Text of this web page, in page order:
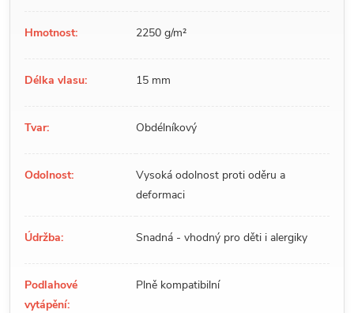
Hmotnost: 2250 g/m²
Délka vlasu: 15 mm
Tvar: Obdélníkový
Odolnost:
Vysoká odolnost proti oděru a
deformaci
Údržba: Snadná - vhodný pro děti i alergiky
Podlahové
vytápění:
Plně kompatibilní